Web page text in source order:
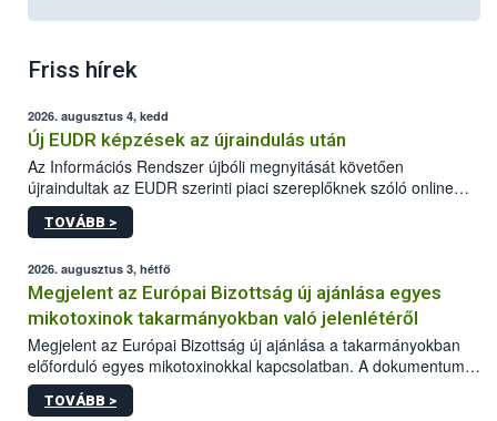
Friss hírek
2026. augusztus 4, kedd
Új EUDR képzések az újraindulás után
Az Információs Rendszer újbóli megnyitását követően
újraindultak az EUDR szerinti piaci szereplőknek szóló online
képzések.
TOVÁBB >
2026. augusztus 3, hétfő
Megjelent az Európai Bizottság új ajánlása egyes
mikotoxinok takarmányokban való jelenlétéről
Megjelent az Európai Bizottság új ajánlása a takarmányokban
előforduló egyes mikotoxinokkal kapcsolatban. A dokumentum
2027-től új irányértékek alkalmazását írja elő, és a jelenleg
hatályos uniós ajánlások helyébe lép.
TOVÁBB >